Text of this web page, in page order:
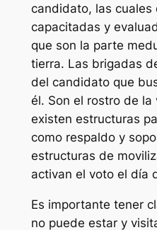
candidato, las cuales
capacitadas y
que son la parte
tierra. Las brigadas
del candidato que
él. Son el rostro de la
existen estructuras
como respaldo y
estructuras de
activan el voto el día
Es importante tener
no puede estar y